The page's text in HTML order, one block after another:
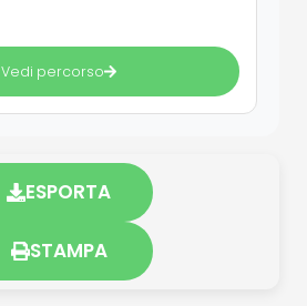
Vedi percorso
ESPORTA
STAMPA